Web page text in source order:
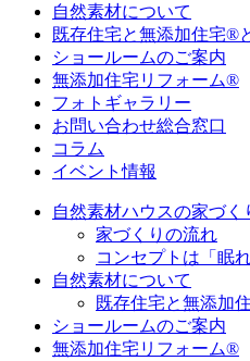
自然素材について
既存住宅と無添加住宅®
ショールームのご案内
無添加住宅リフォーム®
フォトギャラリー
お問い合わせ総合窓口
コラム
イベント情報
自然素材ハウスの家づく
家づくりの流れ
コンセプトは「眠
自然素材について
既存住宅と無添加
ショールームのご案内
無添加住宅リフォーム®